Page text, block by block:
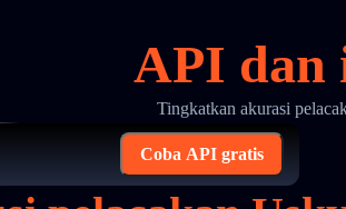
API dan
Tingkatkan akurasi
Coba API gratis